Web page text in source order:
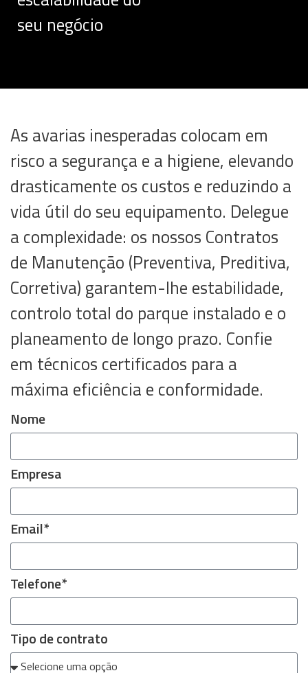
seu negócio
As avarias inesperadas colocam em
risco a segurança e a higiene, elevando
drasticamente os custos e reduzindo a
vida útil do seu equipamento. Delegue
a complexidade: os nossos Contratos
de Manutenção (Preventiva, Preditiva,
Corretiva) garantem-lhe estabilidade,
controlo total do parque instalado e o
planeamento de longo prazo. Confie
em técnicos certificados para a
máxima eficiência e conformidade.
Nome
Empresa
Email*
Telefone*
Tipo de contrato